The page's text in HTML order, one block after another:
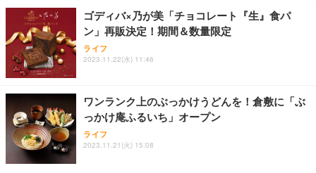
ゴディバ×乃が美「チョコレート『生』食パ
ン」再販決定！期間＆数量限定
ライフ
2023.11.22(水) 11:46
ワンランク上のぶっかけうどんを！倉敷に「ぶ
っかけ庵ふるいち」オープン
ライフ
2023.11.21(火) 15:08